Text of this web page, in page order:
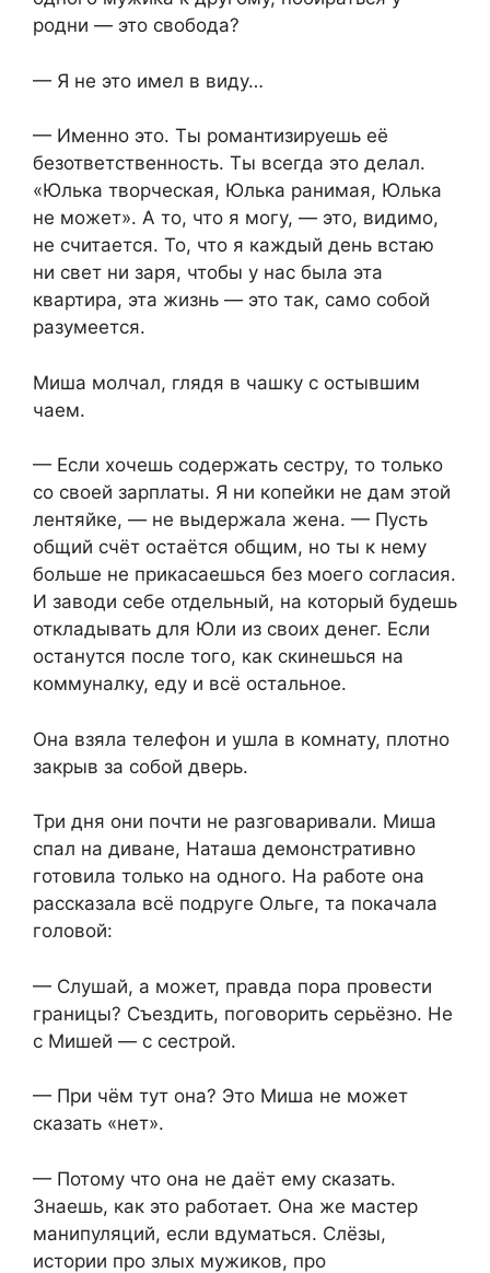
родни — это свобода?
— Я не это имел в виду…
— Именно это. Ты романтизируешь её
безответственность. Ты всегда это делал.
«Юлька творческая, Юлька ранимая, Юлька
не может». А то, что я могу, — это, видимо,
не считается. То, что я каждый день встаю
ни свет ни заря, чтобы у нас была эта
квартира, эта жизнь — это так, само собой
разумеется.
Миша молчал, глядя в чашку с остывшим
чаем.
— Если хочешь содержать сестру, то только
со своей зарплаты. Я ни копейки не дам этой
лентяйке, — не выдержала жена. — Пусть
общий счёт остаётся общим, но ты к нему
больше не прикасаешься без моего согласия.
И заводи себе отдельный, на который будешь
откладывать для Юли из своих денег. Если
останутся после того, как скинешься на
коммуналку, еду и всё остальное.
Она взяла телефон и ушла в комнату, плотно
закрыв за собой дверь.
Три дня они почти не разговаривали. Миша
спал на диване, Наташа демонстративно
готовила только на одного. На работе она
рассказала всё подруге Ольге, та покачала
головой:
— Слушай, а может, правда пора провести
границы? Съездить, поговорить серьёзно. Не
с Мишей — с сестрой.
— При чём тут она? Это Миша не может
сказать «нет».
— Потому что она не даёт ему сказать.
Знаешь, как это работает. Она же мастер
манипуляций, если вдуматься. Слёзы,
истории про злых мужиков, про